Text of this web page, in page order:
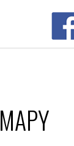
MAPY